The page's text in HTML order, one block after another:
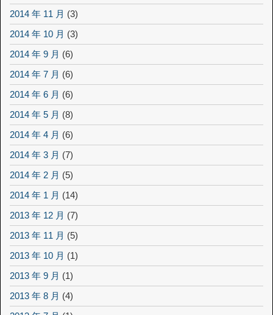
2014 年 11 月 (3)
2014 年 10 月 (3)
2014 年 9 月 (6)
2014 年 7 月 (6)
2014 年 6 月 (6)
2014 年 5 月 (8)
2014 年 4 月 (6)
2014 年 3 月 (7)
2014 年 2 月 (5)
2014 年 1 月 (14)
2013 年 12 月 (7)
2013 年 11 月 (5)
2013 年 10 月 (1)
2013 年 9 月 (1)
2013 年 8 月 (4)